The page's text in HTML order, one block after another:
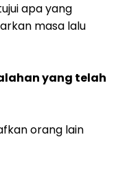
apa yang
masa lalu
yang telah
orang lain